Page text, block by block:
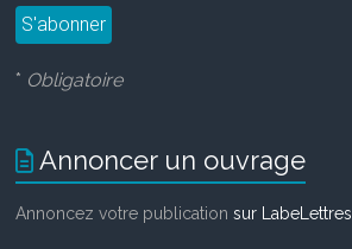
* Obligatoire
Annoncer un ouvrage
Annoncez votre publicationsur LabeLettres